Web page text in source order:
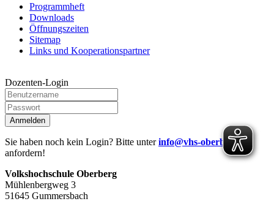
Programmheft
Downloads
Öffnungszeiten
Sitemap
Links und Kooperationspartner
Dozenten-Login
Anmelden
Sie haben noch kein Login? Bitte unterinfo@vhs-oberberg.de
anfordern!
Volkshochschule Oberberg
Mühlenbergweg 3
51645 Gummersbach